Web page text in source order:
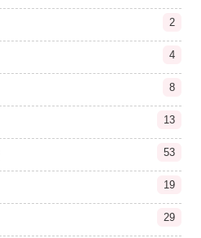
2
4
8
13
53
19
29